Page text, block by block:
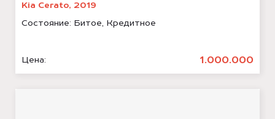
Kia Cerato, 2019
Состояние: Битое, Кредитное
Цена: 1.000.000